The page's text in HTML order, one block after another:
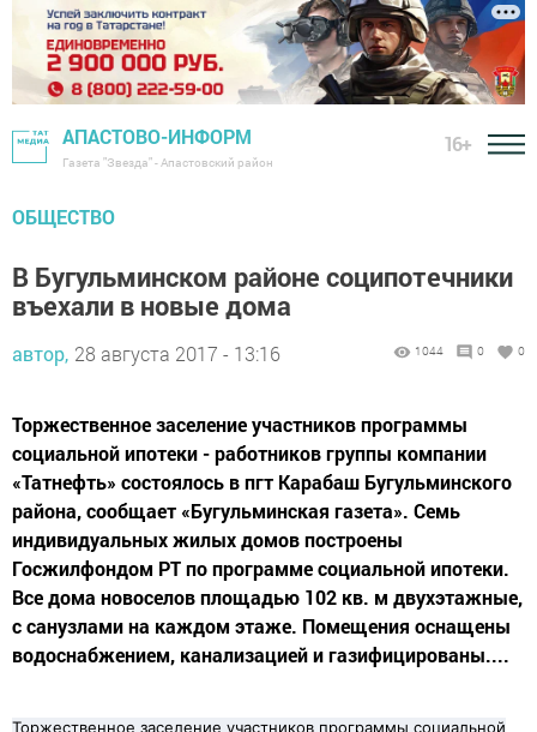
АПАСТОВО-ИНФОРМ
Газета "Звезда" - Апастовский район
16+
ОБЩЕСТВО
В Бугульминском районе соципотечники
въехали в новые дома
автор, 28 августа 2017 - 13:16 1044 0 0
Торжественное заселение участников программы
социальной ипотеки - работников группы компании
«Татнефть» состоялось в пгт Карабаш Бугульминского
района, сообщает «Бугульминская газета». Семь
индивидуальных жилых домов построены
Госжилфондом РТ по программе социальной ипотеки.
Все дома новоселов площадью 102 кв. м двухэтажные,
с санузлами на каждом этаже. Помещения оснащены
водоснабжением, канализацией и газифицированы....
Торжественное заселение участников программы социальной